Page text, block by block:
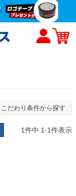
こだわり条件から探す
1件中 1-1件表示